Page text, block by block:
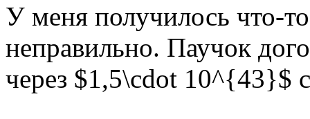
У меня получилось что-
неправильно. Паучок
через $1,5\cdot 10^{43}$